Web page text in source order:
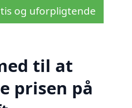
og uforpligtende
til at
prisen på